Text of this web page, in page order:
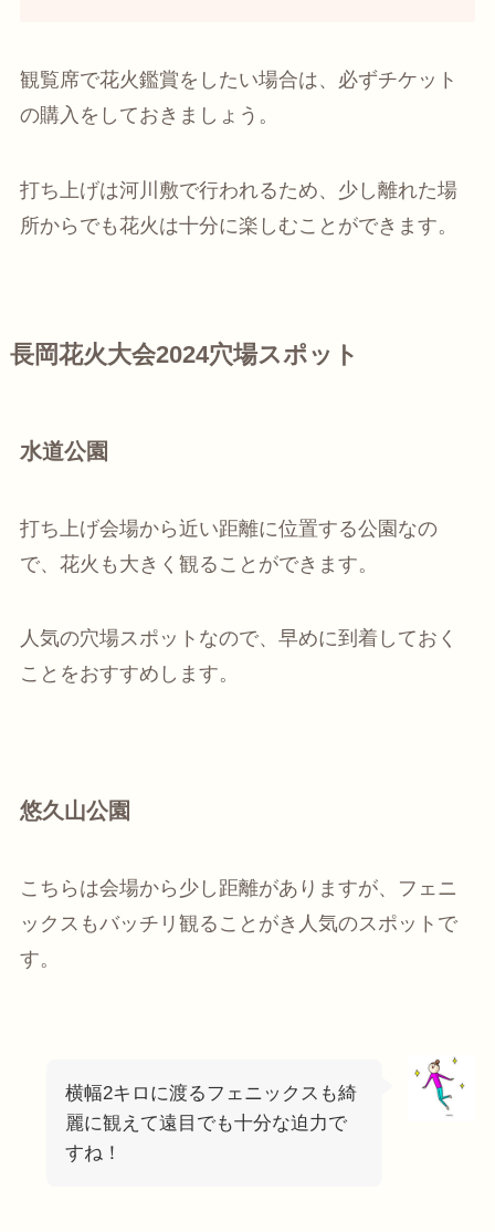
観覧席で花火鑑賞をしたい場合は、必ずチケット
の購入をしておきましょう。
打ち上げは河川敷で行われるため、少し離れた場
所からでも花火は十分に楽しむことができます。
長岡花火大会2024穴場スポット
水道公園
打ち上げ会場から近い距離に位置する公園なの
で、花火も大きく観ることができます。
人気の穴場スポットなので、早めに到着しておく
ことをおすすめします。
悠久山公園
こちらは会場から少し距離がありますが、フェニ
ックスもバッチリ観ることがき人気のスポットで
す。
横幅2キロに渡るフェニックスも綺
麗に観えて遠目でも十分な迫力で
すね！